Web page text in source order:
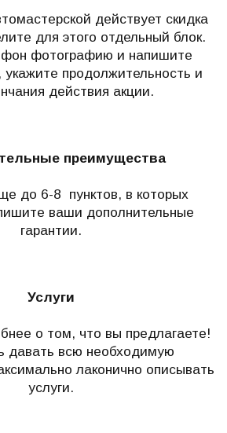
действует скидка
для этого отдельный блок.
фон фотографию и напишите
укажите продолжительность и
действия акции.
преимущества
до 6-8 пунктов, в которых
ваши дополнительные
гарантии.
Услуги
о том, что вы предлагаете!
давать всю необходимую
лаконично описывать
услуги.